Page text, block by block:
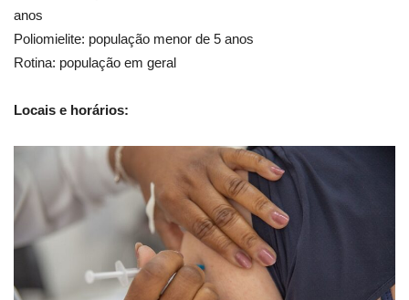
anos
Poliomielite: população menor de 5 anos
Rotina: população em geral
Locais e horários: